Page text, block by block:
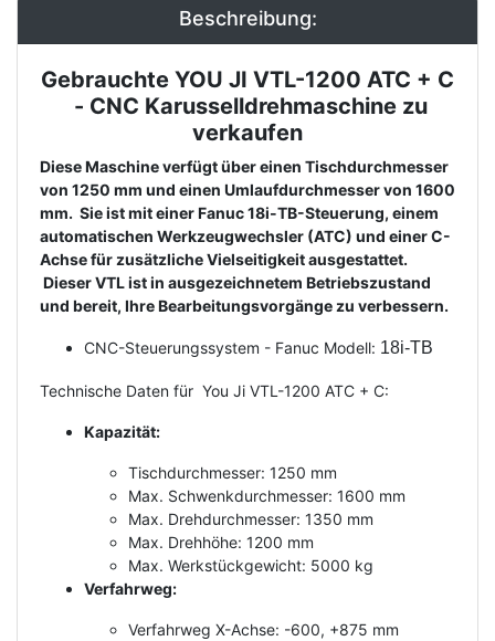
Beschreibung:
Description
Gebrauchte YOU JI VTL-1200 ATC + C
- CNC Karusselldrehmaschine zu
verkaufen
Diese Maschine verfügt über einen Tischdurchmesser
von 1250 mm und einen Umlaufdurchmesser von 1600
mm. Sie ist mit einer Fanuc 18i-TB-Steuerung, einem
automatischen Werkzeugwechsler (ATC) und einer C-
Achse für zusätzliche Vielseitigkeit ausgestattet.
Dieser VTL ist in ausgezeichnetem Betriebszustand
und bereit, Ihre Bearbeitungsvorgänge zu verbessern.
CNC-Steuerungssystem - Fanuc Modell: 18i-TB
Technische Daten für You Ji VTL-1200 ATC + C:
Kapazität:
Tischdurchmesser: 1250 mm
Max. Schwenkdurchmesser: 1600 mm
Max. Drehdurchmesser: 1350 mm
Max. Drehhöhe: 1200 mm
Max. Werkstückgewicht: 5000 kg
Verfahrweg:
Verfahrweg X-Achse: -600, +875 mm